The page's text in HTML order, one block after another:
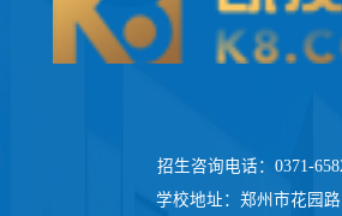
招生咨询电话：0371-
学校地址：郑州市花园路